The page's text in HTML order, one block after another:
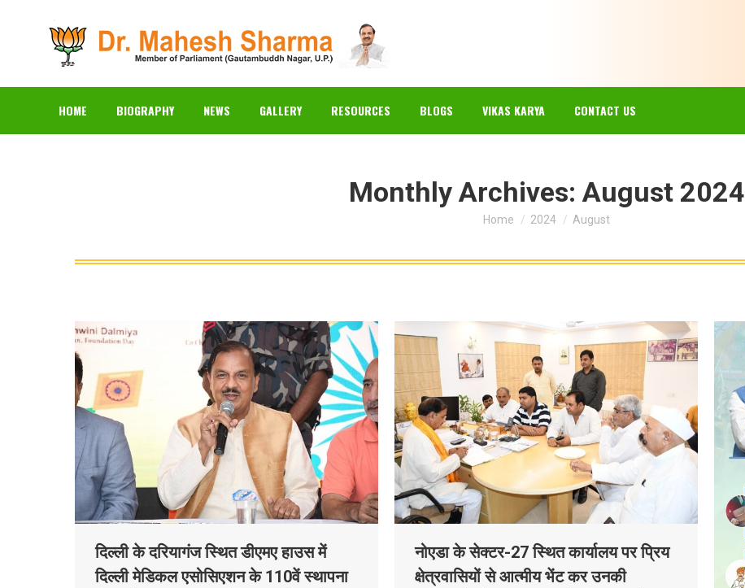
HOME BIOGRAPHY NEWS GALLERY RESOURCES BLOGS VIKAS KARYA CONTACT US
Monthly Archives: August 2024
You are here:
Home 2024 August
दिल्ली के दरियागंज स्थित डीएमए हाउस में
दिल्ली मेडिकल एसोसिएशन के 110वें स्थापना
नोएडा के सेक्टर-27 स्थित कार्यालय पर प्रिय
क्षेत्रवासियों से आत्मीय भेंट कर उनकी
NEWS